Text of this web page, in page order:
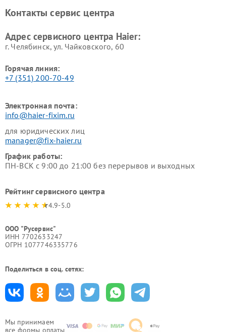
Мы принимаем
все формы оплаты
Ремонт роботов-пылесосов
Ремонт посудомоечных
Контакты сервис центра
Адрес сервисного центра Haier:
г. Челябинск, ул. Чайковского, 60
Горячая линия:
+7 (351) 200-70-49
Электронная почта:
info@haier-fixim.ru
для юридических лиц
manager@fix-haier.ru
График работы:
ПН-ВСК с 9:00 до 21:00 без перерывов и выходных
Рейтинг сервисного центра
4.9-5.0
ООО "Русервис"
ИНН 7702633247
ОГРН 1077746335776
Поделиться в соц. сетях: